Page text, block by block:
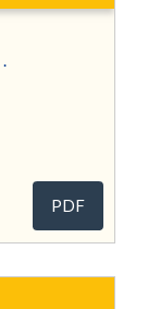
PDF